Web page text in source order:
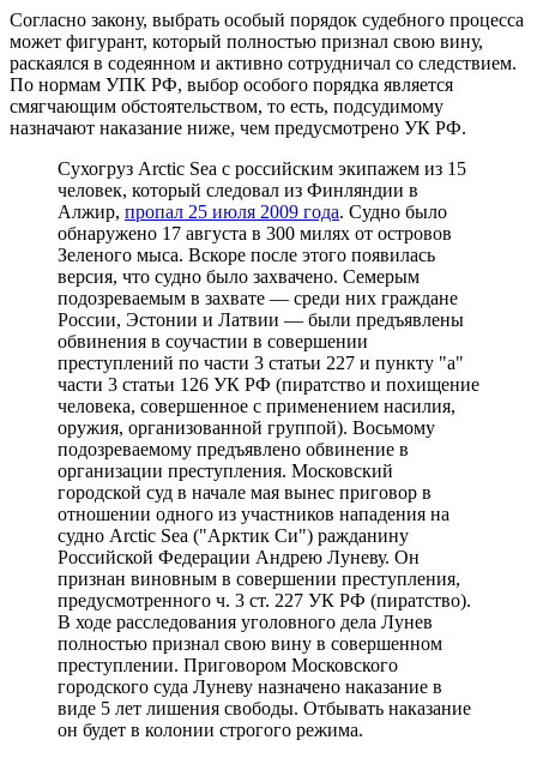
Согласно закону, выбрать особый порядок судебного процесса
может фигурант, который полностью признал свою вину,
раскаялся в содеянном и активно сотрудничал со следствием.
По нормам УПК РФ, выбор особого порядка является
смягчающим обстоятельством, то есть, подсудимому
назначают наказание ниже, чем предусмотрено УК РФ.
Cухогруз Arctic Sea с российским экипажем из 15
человек, который следовал из Финляндии в
Алжир, пропал 25 июля 2009 года. Судно было
обнаружено 17 августа в 300 милях от островов
Зеленого мыса. Вскоре после этого появилась
версия, что судно было захвачено. Семерым
подозреваемым в захвате — среди них граждане
России, Эстонии и Латвии — были предъявлены
обвинения в соучастии в совершении
преступлений по части 3 статьи 227 и пункту "а"
части 3 статьи 126 УК РФ (пиратство и похищение
человека, совершенное с применением насилия,
оружия, организованной группой). Восьмому
подозреваемому предъявлено обвинение в
организации преступления. Московский
городской суд в начале мая вынес приговор в
отношении одного из участников нападения на
судно Arctic Sea ("Арктик Си") ражданину
Российской Федерации Андрею Луневу. Он
признан виновным в совершении преступления,
предусмотренного ч. 3 ст. 227 УК РФ (пиратство).
В ходе расследования уголовного дела Лунев
полностью признал свою вину в совершенном
преступлении. Приговором Московского
городского суда Луневу назначено наказание в
виде 5 лет лишения свободы. Отбывать наказание
он будет в колонии строгого режима.